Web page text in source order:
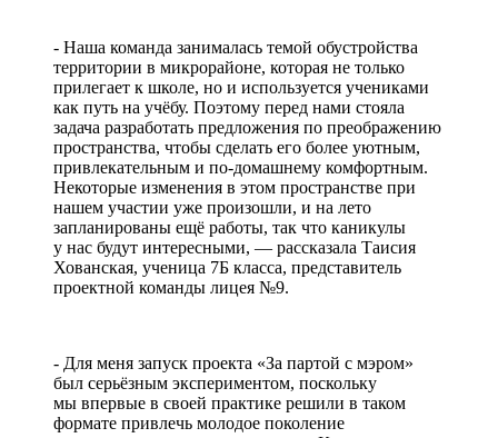
- Наша команда занималась темой обустройства
территории в микрорайоне, которая не только
прилегает к школе, но и используется учениками
как путь на учёбу. Поэтому перед нами стояла
задача разработать предложения по преображению
пространства, чтобы сделать его более уютным,
привлекательным и по-домашнему комфортным.
Некоторые изменения в этом пространстве при
нашем участии уже произошли, и на лето
запланированы ещё работы, так что каникулы
у нас будут интересными, — рассказала Таисия
Хованская, ученица 7Б класса, представитель
проектной команды лицея №9.
- Для меня запуск проекта «За партой с мэром»
был серьёзным экспериментом, поскольку
мы впервые в своей практике решили в таком
формате привлечь молодое поколение